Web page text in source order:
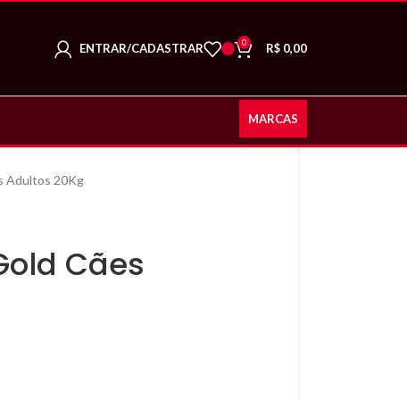
ENTRAR/CADASTRAR 0 R$ 0,00
MARCAS
Adultos 20Kg
Cães